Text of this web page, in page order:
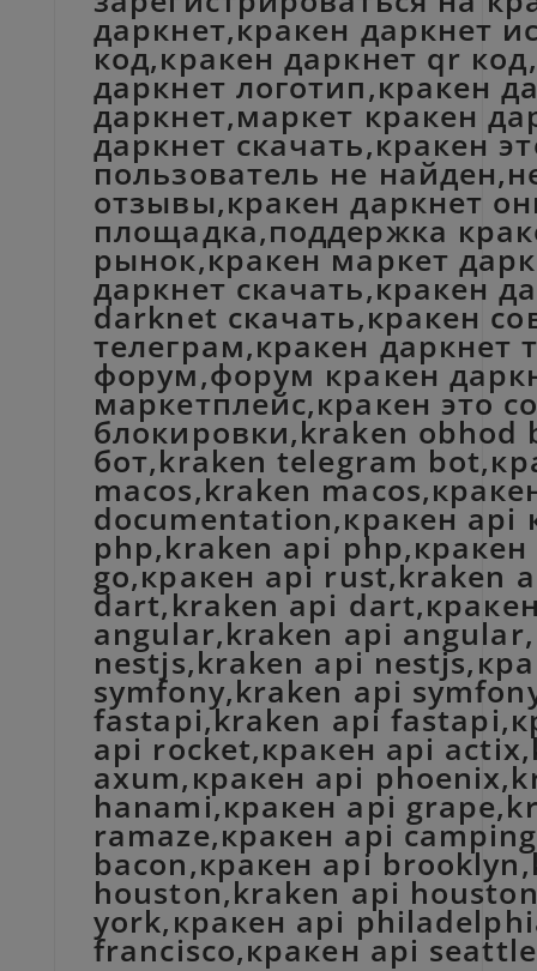
даркнет,кракен даркнет
код,кракен даркнет qr
даркнет логотип,кракен
даркнет,маркет кракен
даркнет скачать,кракен
пользователь не
отзывы,кракен даркнет
площадка,поддержка
рынок,кракен маркет
даркнет скачать,кракен
darknet скачать,кракен
телеграм,кракен даркнет
форум,форум кракен
маркетплейс,кракен это
блокировки,kraken
бот,kraken telegram
macos,kraken
documentation,кракен api
php,kraken api
go,кракен api rust,kraken
dart,kraken api
angular,kraken api
nestjs,kraken api
symfony,kraken api
fastapi,kraken api
api rocket,кракен api
axum,кракен api
hanami,кракен api
ramaze,кракен api
bacon,кракен api
houston,kraken api
york,кракен api
francisco,кракен api